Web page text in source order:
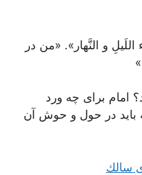
و النَّهار». «من در
امام برای چه ورد
باید در حول و حوش آن
سالك